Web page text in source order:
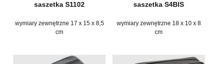
saszetka S1102
wymiary zewnętrzne 17 x 15 x 8,5
cm
saszetka S4BIS
wymiary zewnętrzne 18 x 10 x 8
cm